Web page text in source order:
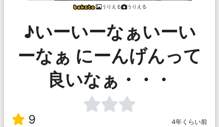
うりえる うりえる
♪いーいーなぁいーい
ーなぁ にーんげんって
良いなぁ・・・
9
4年くらい前